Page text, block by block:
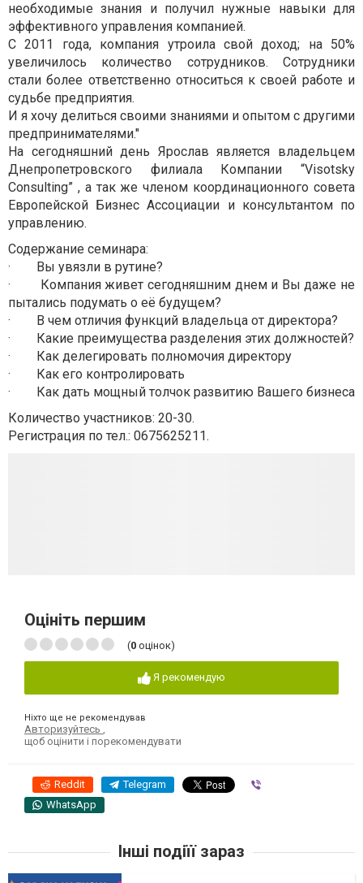
необходимые знания и получил нужные навыки для
эффективного управления компанией.
С 2011 года, компания утроила свой доход; на 50%
увеличилось количество сотрудников. Сотрудники
стали более ответственно относиться к своей работе и
судьбе предприятия.
И я хочу делиться своими знаниями и опытом с другими
предпринимателями."
На сегодняшний день Ярослав является владельцем
Днепропетровского филиала Компании “Visotsky
Consulting” , а так же членом координационного совета
Европейской Бизнес Ассоциации и консультантом по
управлению.
Содержание семинара:
· Вы увязли в рутине?
· Компания живет сегодняшним днем и Вы даже не
пытались подумать о её будущем?
· В чем отличия функций владельца от директора?
· Какие преимущества разделения этих должностей?
· Как делегировать полномочия директору
· Как его контролировать
· Как дать мощный толчок развитию Вашего бизнеса
Количество участников: 20-30.
Регистрация по тел.: 0675625211.
Оцініть першим
(0 оцінок)
Я рекомендую
Ніхто ще не рекомендував
Авторизуйтесь
щоб оцінити і порекомендувати
Reddit Telegram
WhatsApp
Інші подіїї зараз